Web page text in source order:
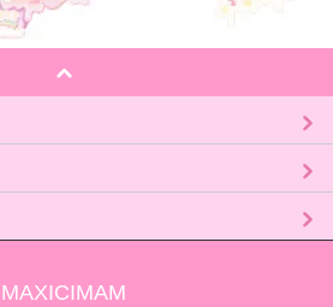
MAXICIMAM